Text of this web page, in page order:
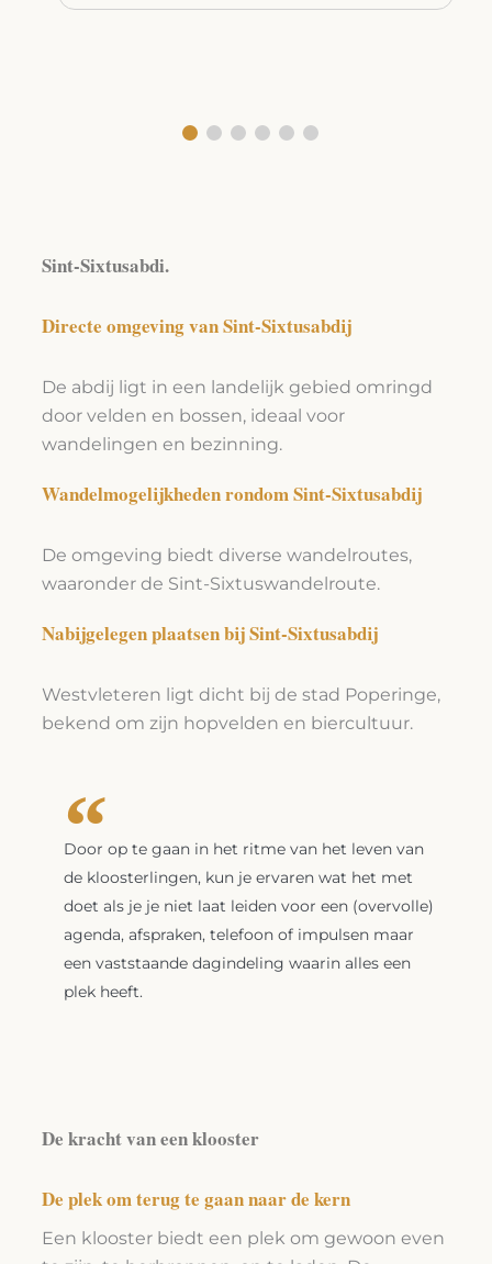
Sint-Sixtusabdi.
Directe omgeving van Sint-Sixtusabdij
De abdij ligt in een landelijk gebied omringd
door velden en bossen, ideaal voor
wandelingen en bezinning.
Wandelmogelijkheden rondom Sint-Sixtusabdij
De omgeving biedt diverse wandelroutes,
waaronder de Sint-Sixtuswandelroute.
Nabijgelegen plaatsen bij Sint-Sixtusabdij
Westvleteren ligt dicht bij de stad Poperinge,
bekend om zijn hopvelden en biercultuur.
Door op te gaan in het ritme van het leven van
de kloosterlingen, kun je ervaren wat het met
doet als je je niet laat leiden voor een (overvolle)
agenda, afspraken, telefoon of impulsen maar
een vaststaande dagindeling waarin alles een
plek heeft.
De kracht van een klooster
De plek om terug te gaan naar de kern
Een klooster biedt een plek om gewoon even